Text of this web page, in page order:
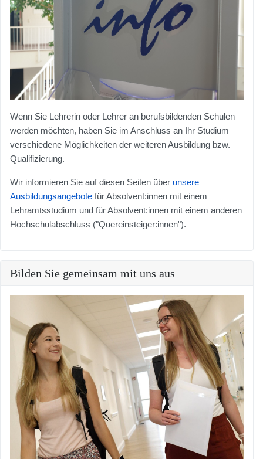
Wenn Sie Lehrerin oder Lehrer an berufsbildenden Schulen
werden möchten, haben Sie im Anschluss an Ihr Studium
verschiedene Möglichkeiten der weiteren Ausbildung bzw.
Qualifizierung.
Wir informieren Sie auf diesen Seiten über unsere
Ausbildungsangebote für Absolvent:innen mit einem
Lehramtsstudium und für Absolvent:innen mit einem anderen
Hochschulabschluss ("Quereinsteiger:innen").
Bilden Sie gemeinsam mit uns aus